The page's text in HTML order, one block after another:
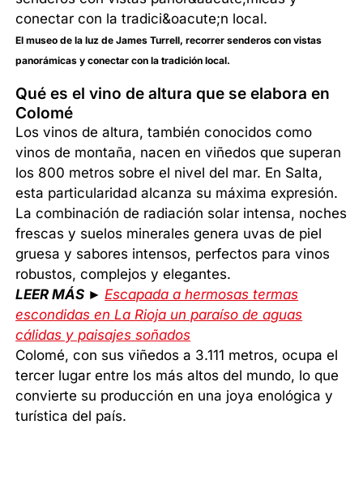
El museo de la luz de James Turrell, recorrer senderos con vistas
panorámicas y conectar con la tradición local.
Qué es el vino de altura que se elabora en
Colomé
Los vinos de altura, también conocidos como
vinos de montaña, nacen en viñedos que superan
los 800 metros sobre el nivel del mar. En Salta,
esta particularidad alcanza su máxima expresión.
La combinación de radiación solar intensa, noches
frescas y suelos minerales genera uvas de piel
gruesa y sabores intensos, perfectos para vinos
robustos, complejos y elegantes.
LEER MÁS ►Escapada a hermosas termas
escondidas en La Rioja un paraíso de aguas
cálidas y paisajes soñados
Colomé, con sus viñedos a 3.111 metros, ocupa el
tercer lugar entre los más altos del mundo, lo que
convierte su producción en una joya enológica y
turística del país.